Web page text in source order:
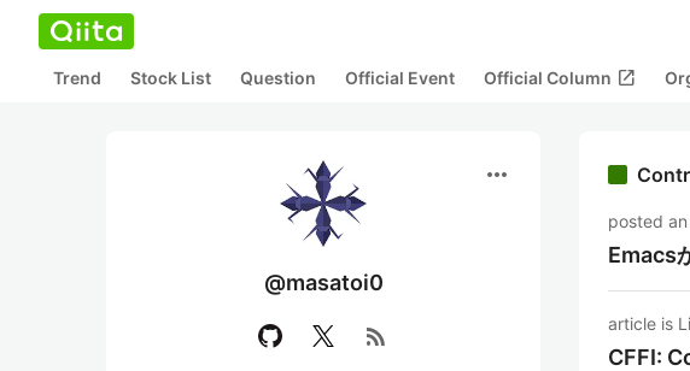
Trend Stock List Question Official Event Official Column open_in_new
more_horiz
@masatoi0
rss_feed
posted
Emacs
article is
CFFI: